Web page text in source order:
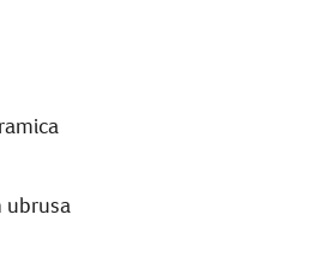
ubrusa